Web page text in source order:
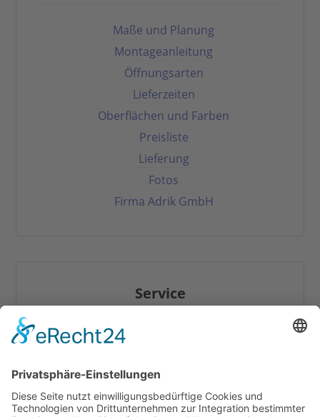
Maße und Planung
Montageanleitung
Öffnungsarten
Lieferzeiten
Oberflächen und Farben
Preisliste
Lieferung
Fotos
Firma Adrik GmbH
Service
Online-Katalog
Mehr Infos zum Thema Tapetentüren